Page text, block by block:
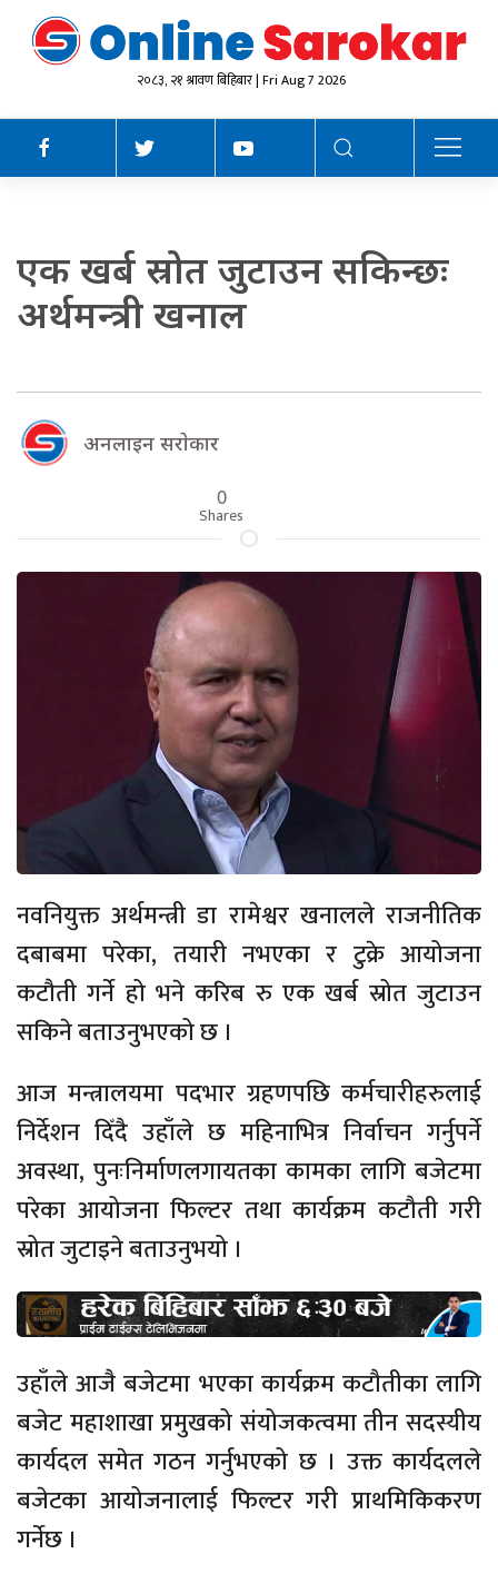
२०८३, २१ श्रावण बिहिबार | Fri Aug 7 2026
एक खर्ब स्रोत जुटाउन सकिन्छः
अर्थमन्त्री खनाल
अनलाइन सराेकार
0
Shares
नवनियुक्त अर्थमन्त्री डा रामेश्वर खनालले राजनीतिक
दबाबमा परेका, तयारी नभएका र टुक्रे आयोजना
कटौती गर्ने हो भने करिब रु एक खर्ब स्रोत जुटाउन
सकिने बताउनुभएको छ ।
आज मन्त्रालयमा पदभार ग्रहणपछि कर्मचारीहरुलाई
निर्देशन दिँदै उहाँले छ महिनाभित्र निर्वाचन गर्नुपर्ने
अवस्था, पुनःनिर्माणलगायतका कामका लागि बजेटमा
परेका आयोजना फिल्टर तथा कार्यक्रम कटौती गरी
स्रोत जुटाइने बताउनुभयो ।
उहाँले आजै बजेटमा भएका कार्यक्रम कटौतीका लागि
बजेट महाशाखा प्रमुखको संयोजकत्वमा तीन सदस्यीय
कार्यदल समेत गठन गर्नुभएको छ । उक्त कार्यदलले
बजेटका आयोजनालाई फिल्टर गरी प्राथमिकिकरण
गर्नेछ ।